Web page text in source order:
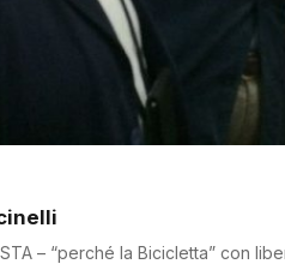
– “perché la Bicicletta” con